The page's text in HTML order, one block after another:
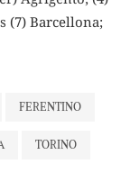
(7) Barcellona;
FERENTINO
TORINO